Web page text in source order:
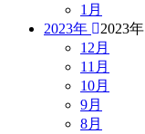
1月
2023年
2023年
12月
11月
10月
9月
8月